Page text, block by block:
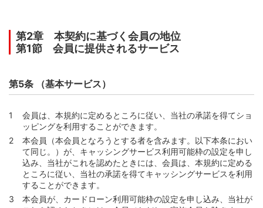
第2編 カード等の利用等と支払
第1章 利用可能枠等
第38条 （カード利用可能枠の範囲での利用）
用）
第40条 （割賦取引利用可能枠の範囲での利用）
第41条 （キャッシングサービス利用可能枠およびカード
ローン利用可能枠の設定等）
第42条 （キャッシングサービス利用可能枠およびカード
ローン利用可能枠の範囲での利用）
第2章 本契約に基づく会員の地位
第1節 会員に提供されるサービス
第5条 （基本サービス）
会員は、本規約に定めるところに従い、当社の承諾を得てショ
ッピングを利用することができます。
本会員（本会員となろうとする者を含みます。以下本条におい
て同じ。）が、キャッシングサービス利用可能枠の設定を申し
込み、当社がこれを認めたときには、会員は、本規約に定める
ところに従い、当社の承諾を得てキャッシングサービスを利用
することができます。
本会員が、カードローン利用可能枠の設定を申し込み、当社が